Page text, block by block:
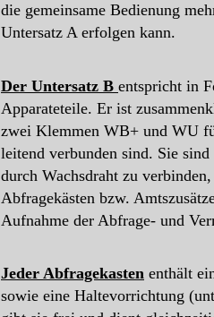
die gemeinsame Bedienung
Untersatz A erfolgen kann.
Der Untersatz B entspricht in
Apparateteile. Er ist
zwei Klemmen WB+ und WU
leitend verbunden sind. Sie
durch Wachsdraht zu
Abfragekästen bzw.
Aufnahme der Abfrage- und
Jeder Abfragekasten enthält
sowie eine Haltevorrichtung